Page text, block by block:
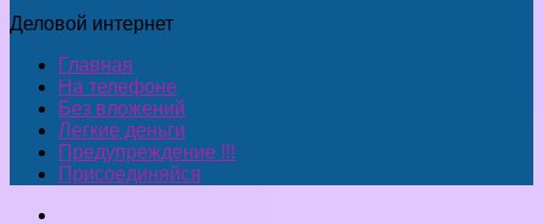
Деловой интернет
Главная
На телефоне
Без вложений
Легкие деньги
Предупреждение !!!
Присоединяйся